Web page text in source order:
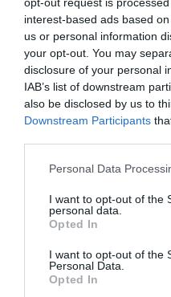
interest-based ads based
us or personal information
your opt-out. You may
disclosure of your personal
IAB’s list of downstream
also be disclosed by us to
Downstream Participants
Please note that this
not limited to your visit or
grant or deny consent to
use your data for below
consent section.
Personal Data
I want to opt-out of the
personal data.
Opted In
I want to opt-out of the
Personal Data.
Opted In
Elképesztő látvány: a
az égitest képét
A különleges animáció
tárulhatna elénk a
terében.
Mindent felforgat az
nemcsak az izmokat
Egy új kutatás szerint a
támogatásában.
Hosszú időre
minden megváltozik,
Egy korszak lezárult, de a
felfedezések csak ezután
egyik megfejtője
A tudományos világ legendás
forradalmasította a genetikai